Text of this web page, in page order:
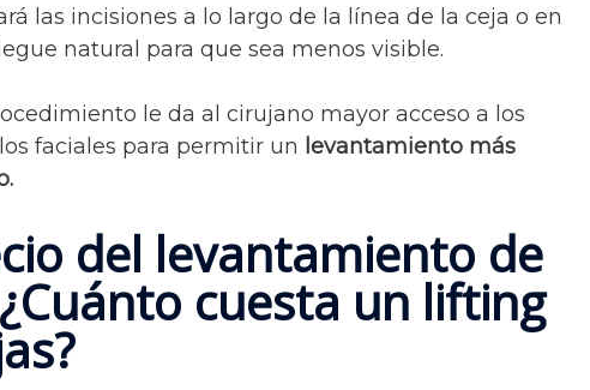
las incisiones a lo largo de la línea de la ceja o en
natural para que sea menos visible.
le da al cirujano mayor acceso a los
faciales para permitir un levantamiento más
del levantamiento de
cuesta un lifting